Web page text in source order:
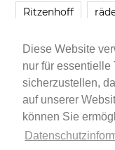
Diese Website
nur für essentielle
sicherzustellen,
auf unserer
können Sie
Ritzenhoff
Smartbuyglasses